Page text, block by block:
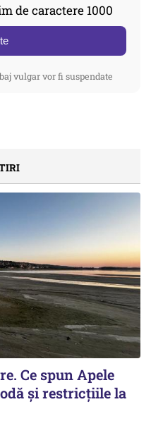
de caractere 1000
vulgar vor fi suspendate
Ce spun Apele
și restricțiile la